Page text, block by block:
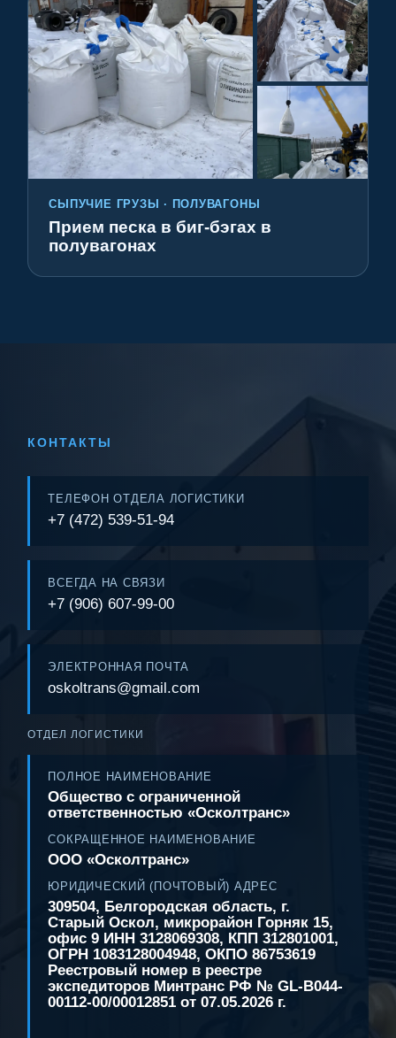
СЫПУЧИЕ ГРУЗЫ · ПОЛУВАГОНЫ
Прием песка в биг-бэгах в
полувагонах
КОНТАКТЫ
ТЕЛЕФОН ОТДЕЛА ЛОГИСТИКИ
+7 (472) 539-51-94
ВСЕГДА НА СВЯЗИ
+7 (906) 607-99-00
ЭЛЕКТРОННАЯ ПОЧТА
oskoltrans@gmail.com
ОТДЕЛ ЛОГИСТИКИ
ПОЛНОЕ НАИМЕНОВАНИЕ
Общество с ограниченной
ответственностью «Осколтранс»
СОКРАЩЕННОЕ НАИМЕНОВАНИЕ
ООО «Осколтранс»
ЮРИДИЧЕСКИЙ (ПОЧТОВЫЙ) АДРЕС
309504, Белгородская область, г.
Старый Оскол, микрорайон Горняк 15,
офис 9 ИНН 3128069308, КПП 312801001,
ОГРН 1083128004948, ОКПО 86753619
Реестровый номер в реестре
экспедиторов Минтранс РФ № GL-B044-
00112-00/00012851 от 07.05.2026 г.